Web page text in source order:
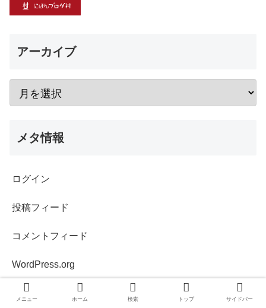
アーカイブ
メタ情報
ログイン
投稿フィード
コメントフィード
WordPress.org
スポンサーリンク
メニュー ホーム 検索 トップ サイドバー